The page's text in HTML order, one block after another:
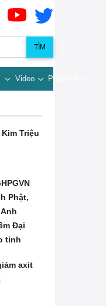
TÌM
Video Pháp âm
Triệu
Phật,
Đại
tỉnh
axit